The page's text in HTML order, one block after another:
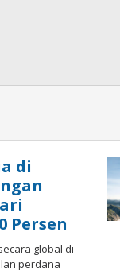
di
Persen
global di
perdana